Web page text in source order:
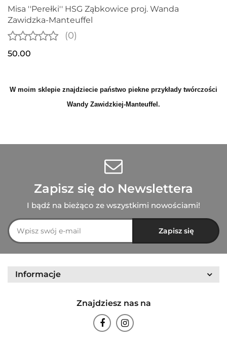
Misa ''Perełki'' HSG Ząbkowice proj. Wanda
Zawidzka-Manteuffel
(0)
50.00
W moim sklepie znajdziecie państwo piekne przykłady twórczości
Wandy Zawidzkiej-Manteuffel.
Zapisz się do Newslettera
I bądź na bieżąco ze wszystkimi nowościami!
Informacje
Znajdziesz nas na